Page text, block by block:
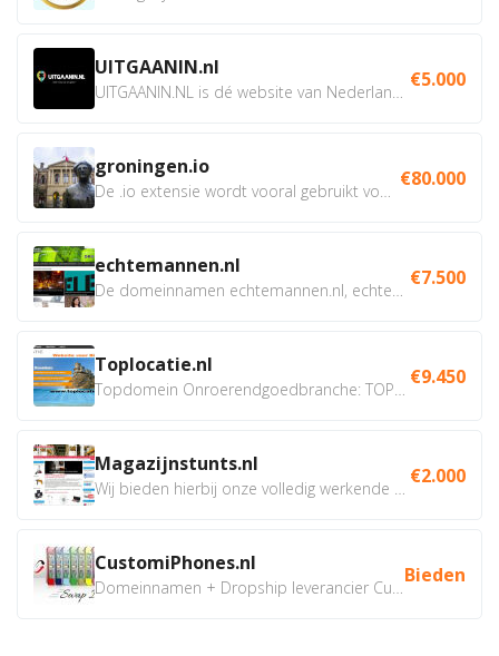
UITGAANIN.nl €5.000
groningen.io €80.000
echtemannen.nl €7.500
Toplocatie.nl €9.450
Magazijnstunts.nl €2.000
CustomiPhones.nl Bieden